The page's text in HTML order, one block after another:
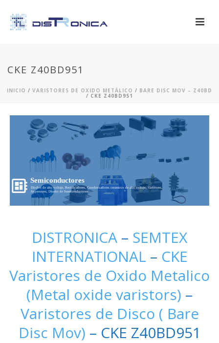
CKE Z40BD951
INICIO / VARISTORES DE OXIDO METÁLICO / BARE DISC MOV – Z40BD
/ CKE Z40BD951
Semiconductores
Diodos de alto voltaje, Rectificadores, Condensadores ceramicos de alto voltaje, Varistores,
Supresores, Diseño de Semiconductores...
DISTRONICA – SEMTEX
INTERNATIONAL – CKE
Varistores de Oxido Metalico
(Metal oxide varistors) –
Varistores de Disco ( Bare
Disc Mov) – CKE Z40BD951